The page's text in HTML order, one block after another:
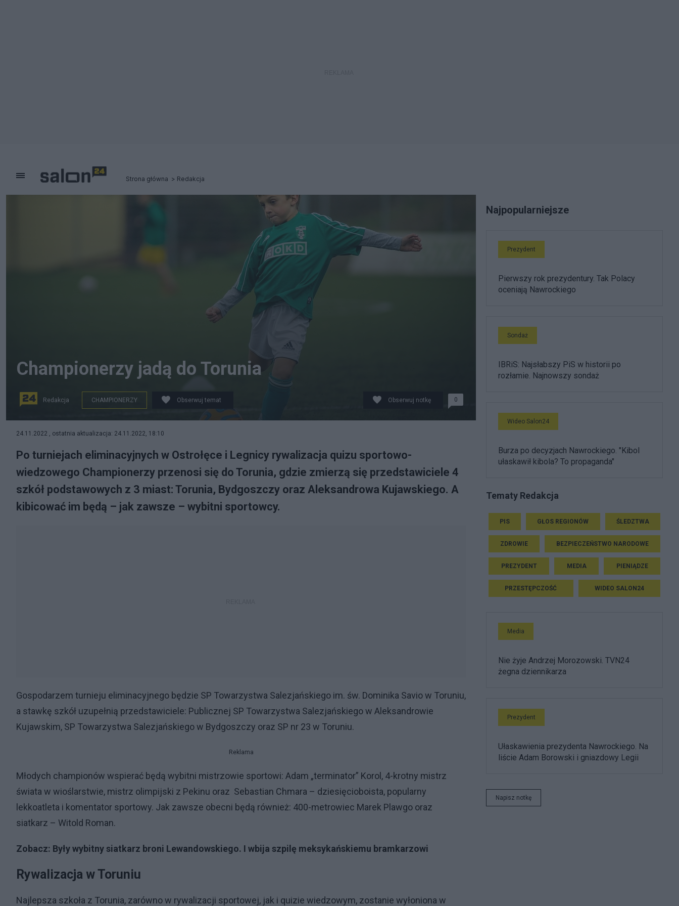
Strona główna Redakcja
Championerzy jadą do Torunia
Redakcja CHAMPIONERZY Obserwuj temat Obserwuj notkę 0
24.11.2022 , ostatnia aktualizacja: 24.11.2022, 18:10
Po turniejach eliminacyjnych w Ostrołęce i Legnicy rywalizacja quizu sportowo-
wiedzowego Championerzy przenosi się do Torunia, gdzie zmierzą się przedstawiciele 4
szkół podstawowych z 3 miast: Torunia, Bydgoszczy oraz Aleksandrowa Kujawskiego. A
kibicować im będą – jak zawsze – wybitni sportowcy.
Gospodarzem turnieju eliminacyjnego będzie SP Towarzystwa Salezjańskiego im. św. Dominika Savio w Toruniu,
a stawkę szkół uzupełnią przedstawiciele: Publicznej SP Towarzystwa Salezjańskiego w Aleksandrowie
Kujawskim, SP Towarzystwa Salezjańskiego w Bydgoszczy oraz SP nr 23 w Toruniu.
Reklama
Młodych championów wspierać będą wybitni mistrzowie sportowi: Adam „terminator” Korol, 4-krotny mistrz
świata w wioślarstwie, mistrz olimpijski z Pekinu oraz Sebastian Chmara – dziesięcioboista, popularny
lekkoatleta i komentator sportowy. Jak zawsze obecni będą również: 400-metrowiec Marek Plawgo oraz
siatkarz – Witold Roman.
Zobacz: Były wybitny siatkarz broni Lewandowskiego. I wbija szpilę meksykańskiemu bramkarzowi
Rywalizacja w Toruniu
Najlepsza szkoła z Torunia, zarówno w rywalizacji sportowej, jak i quizie wiedzowym, zostanie wyłoniona w
Najpopularniejsze
Prezydent
Pierwszy rok prezydentury. Tak Polacy
oceniają Nawrockiego
Sondaż
IBRiS: Najsłabszy PiS w historii po
rozłamie. Najnowszy sondaż
Wideo Salon24
Burza po decyzjach Nawrockiego. "Kibol
ułaskawił kibola? To propaganda"
Tematy Redakcja
PIS GŁOS REGIONÓW ŚLEDZTWA
ZDROWIE BEZPIECZEŃSTWO NARODOWE
PREZYDENT MEDIA PIENIĄDZE
PRZESTĘPCZOŚĆ WIDEO SALON24
Media
Nie żyje Andrzej Morozowski. TVN24
żegna dziennikarza
Prezydent
Ułaskawienia prezydenta Nawrockiego. Na
liście Adam Borowski i gniazdowy Legii
Napisz notkę